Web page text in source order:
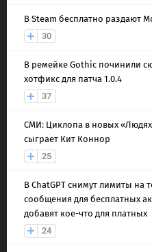
В Steam бесплатно раздают
30
В ремейке Gothic починили
хотфикс для патча 1.0.4
37
СМИ: Циклопа в новых
сыграет Кит Коннор
25
В ChatGPT снимут лимиты на
сообщения для бесплатных
добавят кое-что для платных
24